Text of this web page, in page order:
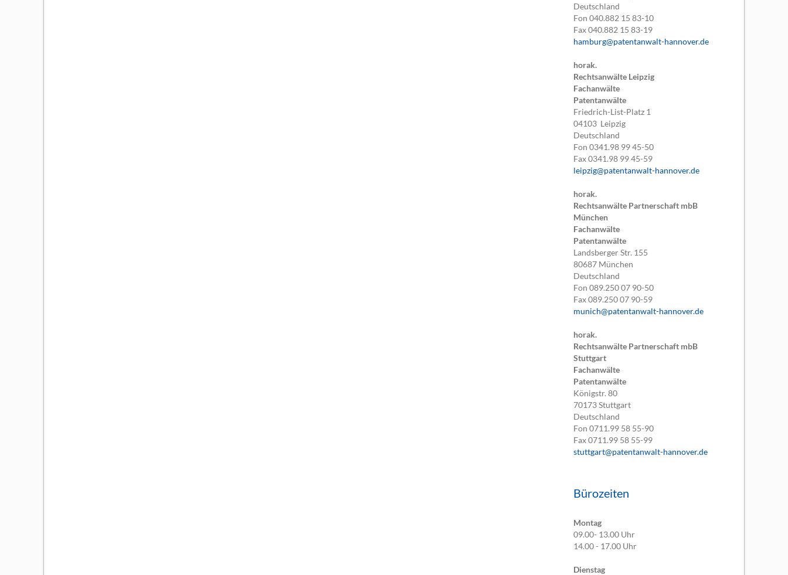
Deutschland
Fon040.882 15 83-10
Fax040.882 15 83-19
hamburg@patentanwalt-hannover.de
horak.
Rechtsanwälte Leipzig
Fachanwälte
Patentanwälte
Friedrich-List-Platz 1
04103 Leipzig
Deutschland
Fon0341.98 99 45-50
Fax0341.98 99 45-59
leipzig@patentanwalt-hannover.de
horak.
Rechtsanwälte Partnerschaft mbB
München
Fachanwälte
Patentanwälte
Landsberger Str. 155
80687 München
Deutschland
Fon089.250 07 90-50
Fax089.250 07 90-59
munich@patentanwalt-hannover.de
horak.
Rechtsanwälte Partnerschaft mbB
Stuttgart
Fachanwälte
Patentanwälte
Königstr. 80
70173Stuttgart
Deutschland
Fon0711.99 58 55-90
Fax0711.99 58 55-99
stuttgart@patentanwalt-hannover.de
Bürozeiten
Montag
09.00- 13.00 Uhr
14.00 - 17.00 Uhr
Dienstag